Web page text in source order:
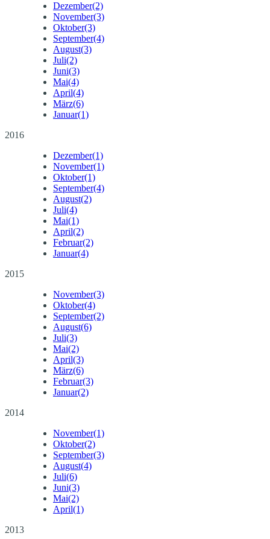
Dezember(2)
November(3)
Oktober(3)
September(4)
August(3)
Juli(2)
Juni(3)
Mai(4)
April(4)
März(6)
Januar(1)
2016
Dezember(1)
November(1)
Oktober(1)
September(4)
August(2)
Juli(4)
Mai(1)
April(2)
Februar(2)
Januar(4)
2015
November(3)
Oktober(4)
September(2)
August(6)
Juli(3)
Mai(2)
April(3)
März(6)
Februar(3)
Januar(2)
2014
November(1)
Oktober(2)
September(3)
August(4)
Juli(6)
Juni(3)
Mai(2)
April(1)
2013